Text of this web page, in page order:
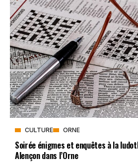
CULTURE ORNE
Soirée énigmes et enquêtes à la
Alençon dans l’Orne